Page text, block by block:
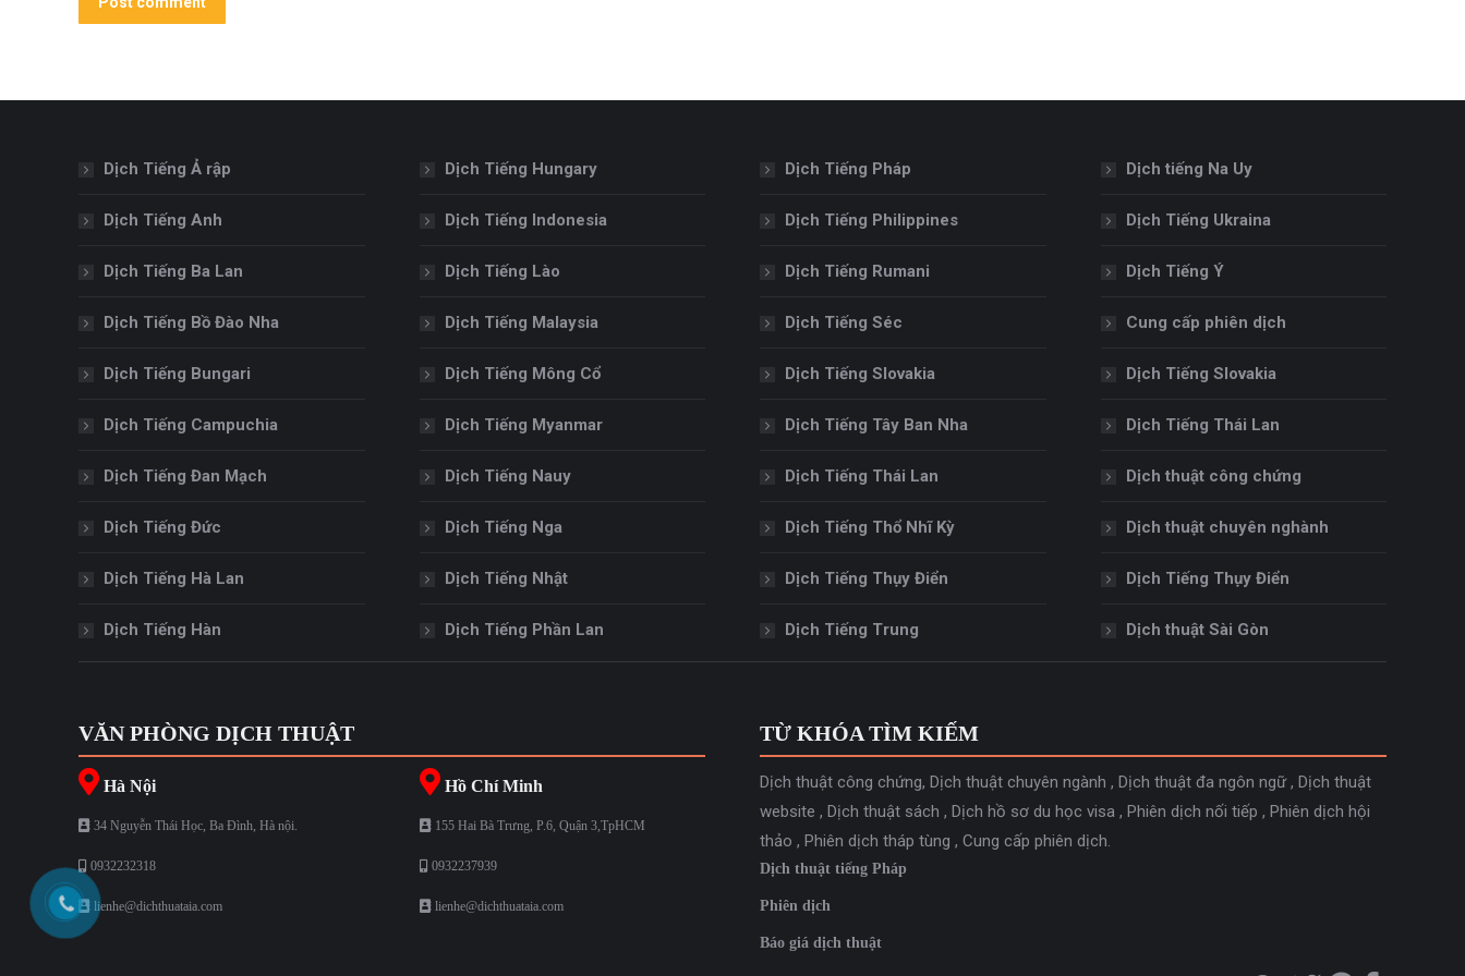
Dịch Tiếng Ả rập
Dịch Tiếng Anh
Dịch Tiếng Ba Lan
Dịch Tiếng Bồ Đào Nha
Dịch Tiếng Bungari
Dịch Tiếng Campuchia
Dịch Tiếng Đan Mạch
Dịch Tiếng Đức
Dịch Tiếng Hà Lan
Dịch Tiếng Hàn
Dịch Tiếng Hungary
Dịch Tiếng Indonesia
Dịch Tiếng Lào
Dịch Tiếng Malaysia
Dịch Tiếng Mông Cổ
Dịch Tiếng Myanmar
Dịch Tiếng Nauy
Dịch Tiếng Nga
Dịch Tiếng Nhật
Dịch Tiếng Phần Lan
Dịch Tiếng Pháp
Dịch Tiếng Philippines
Dịch Tiếng Rumani
Dịch Tiếng Séc
Dịch Tiếng Slovakia
Dịch Tiếng Tây Ban Nha
Dịch Tiếng Thái Lan
Dịch Tiếng Thổ Nhĩ Kỳ
Dịch Tiếng Thụy Điển
Dịch Tiếng Trung
Dịch tiếng Na Uy
Dịch Tiếng Ukraina
Dịch Tiếng Ý
Cung cấp phiên dịch
Dịch Tiếng Slovakia
Dịch Tiếng Thái Lan
Dịch thuật công chứng
Dịch thuật chuyên nghành
Dịch Tiếng Thụy Điển
Dịch thuật Sài Gòn
VĂN PHÒNG DỊCH THUẬT
Hà Nội
34 Nguyễn Thái Học, Ba Đình, Hà nội.
0932232318
lienhe@dichthuataia.com
Hồ Chí Minh
155 Hai Bà Trưng, P.6, Quận 3,TpHCM
0932237939
lienhe@dichthuataia.com
TỪ KHÓA TÌM KIẾM
Dịch thuật công chứng, Dịch thuật chuyên ngành , Dịch thuật đa ngôn ngữ, Dịch thuật
website , Dịch thuật sách , Dịch hồ sơ du học visa , Phiên dịch nối tiếp , Phiên dịch hội
thảo , Phiên dịch tháp tùng , Cung cấp phiên dịch.
Dịch thuật tiếng Pháp
Phiên dịch
Báo giá dịch thuật